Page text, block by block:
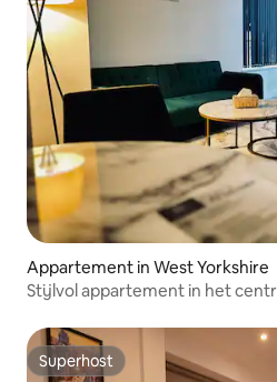
Appartement in West Yorkshire
Stijlvol appartement in het
Superhost
Superhost